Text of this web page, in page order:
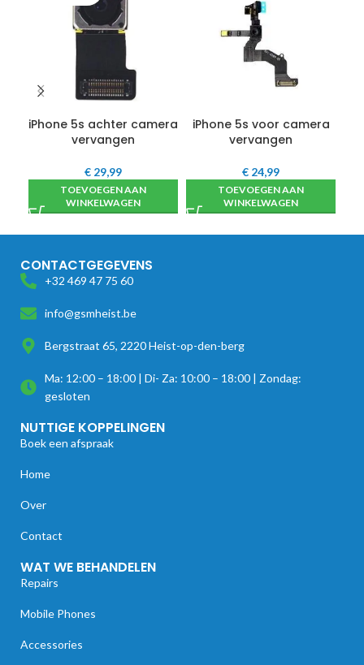
iPhone 5s achter camera
vervangen
€ 29,99
TOEVOEGEN AAN
WINKELWAGEN
iPhone 5s voor camera
vervangen
€ 24,99
TOEVOEGEN AAN
WINKELWAGEN
CONTACTGEGEVENS
+32 469 47 75 60
info@gsmheist.be
Bergstraat 65, 2220 Heist-op-den-berg
Ma: 12:00 – 18:00 | Di- Za: 10:00 – 18:00 | Zondag:
gesloten
NUTTIGE KOPPELINGEN
Boek een afspraak
Home
Over
Contact
WAT WE BEHANDELEN
Repairs
Mobile Phones
Accessories